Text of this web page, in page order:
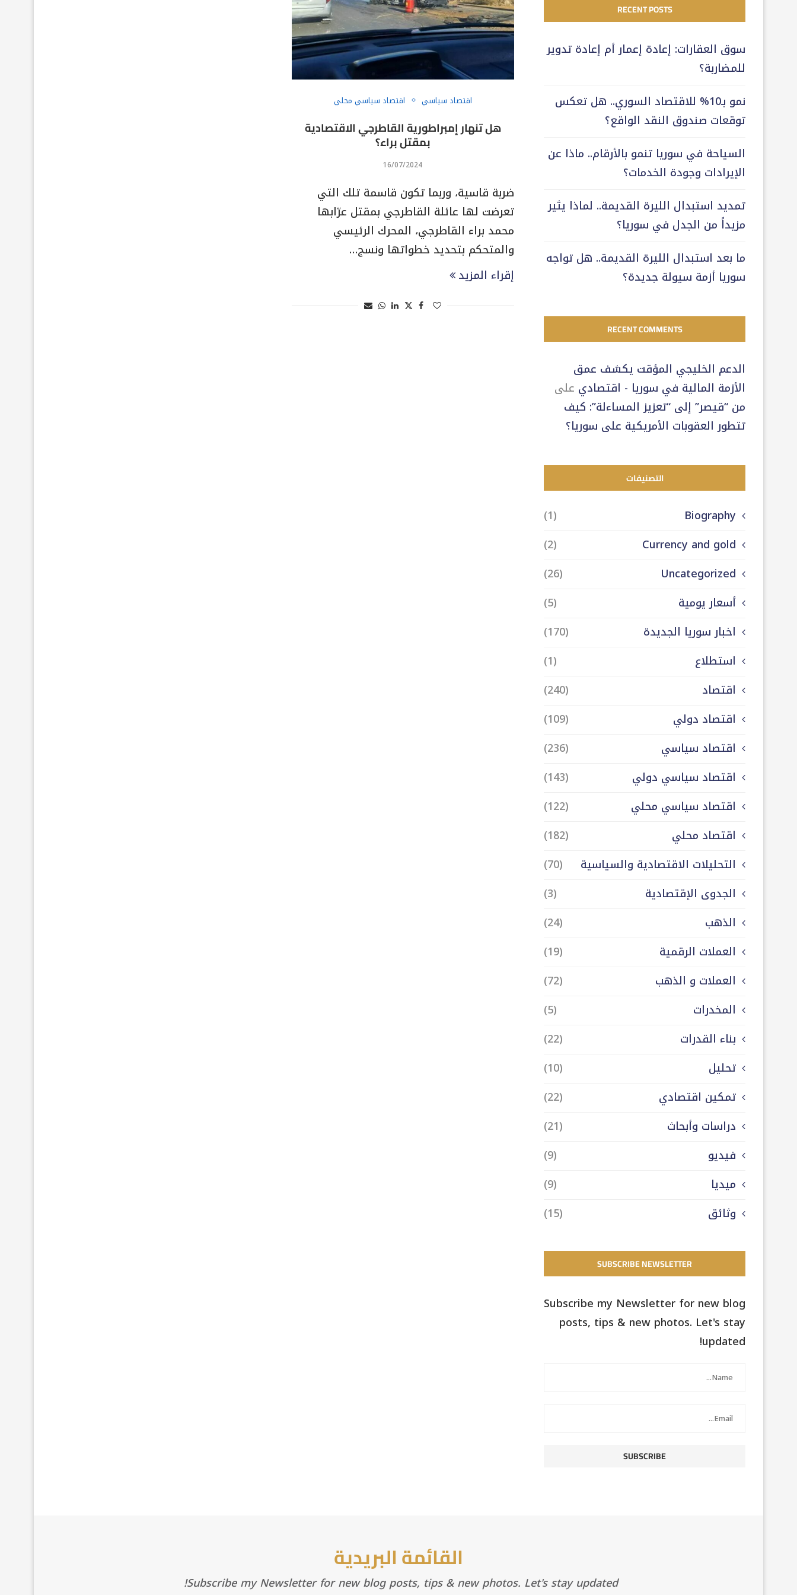
اقتصاد سياسي اقتصاد سياسي محلي
هل تنهار إمبراطورية القاطرجي الاقتصادية
بمقتل براء؟
16/07/2024
ضربة قاسية، وربما تكون قاسمة تلك التي
تعرضت لها عائلة القاطرجي بمقتل عرّابها
محمد براء القاطرجي، المحرك الرئيسي
والمتحكم بتحديد خطواتها ونسج…
إقراء المزيد
RECENT POSTS
سوق العقارات: إعادة إعمار أم إعادة تدوير
للمضاربة؟
نمو بـ10% للاقتصاد السوري.. هل تعكس
توقعات صندوق النقد الواقع؟
السياحة في سوريا تنمو بالأرقام.. ماذا عن
الإيرادات وجودة الخدمات؟
تمديد استبدال الليرة القديمة.. لماذا يثير
مزيداً من الجدل في سوريا؟
ما بعد استبدال الليرة القديمة.. هل تواجه
سوريا أزمة سيولة جديدة؟
RECENT COMMENTS
الدعم الخليجي المؤقت يكشف عمق
الأزمة المالية في سوريا - اقتصادي على
من “قيصر” إلى “تعزيز المساءلة”: كيف
تتطور العقوبات الأمريكية على سوريا؟
التصنيفات
Biography
(1)
Currency and gold
(2)
Uncategorized
(26)
أسعار يومية
(5)
اخبار سوريا الجديدة
(170)
استطلاع
(1)
اقتصاد
(240)
اقتصاد دولي
(109)
اقتصاد سياسي
(236)
اقتصاد سياسي دولي
(143)
اقتصاد سياسي محلي
(122)
اقتصاد محلي
(182)
التحليلات الاقتصادية والسياسية
(70)
الجدوى الإقتصادية
(3)
الذهب
(24)
العملات الرقمية
(19)
العملات و الذهب
(72)
المخدرات
(5)
بناء القدرات
(22)
تحليل
(10)
تمكين اقتصادي
(22)
دراسات وأبحاث
(21)
فيديو
(9)
ميديا
(9)
وثائق
(15)
SUBSCRIBE NEWSLETTER
Subscribe my Newsletter for new blog
posts, tips & new photos. Let's stay
updated!
القائمة البريدية
Subscribe my Newsletter for new blog posts, tips & new photos. Let's stay updated!